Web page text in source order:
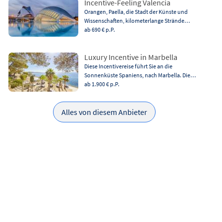
Incentive-Feeling Valencia
Orangen, Paella, die Stadt der Künste und
Wissenschaften, kilometerlange Strände…
ab 690 € p.P.
Luxury Incentive in Marbella
Diese Incentivereise führt Sie an die
Sonnenküste Spaniens, nach Marbella. Die…
ab 1.900 € p.P.
Alles von diesem Anbieter